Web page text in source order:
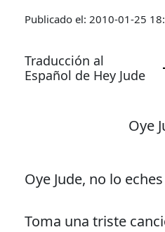
Publicado el: 2010-01-25
Traducción al
Español de Hey Jude
Oye
Oye Jude, no lo
Toma una triste